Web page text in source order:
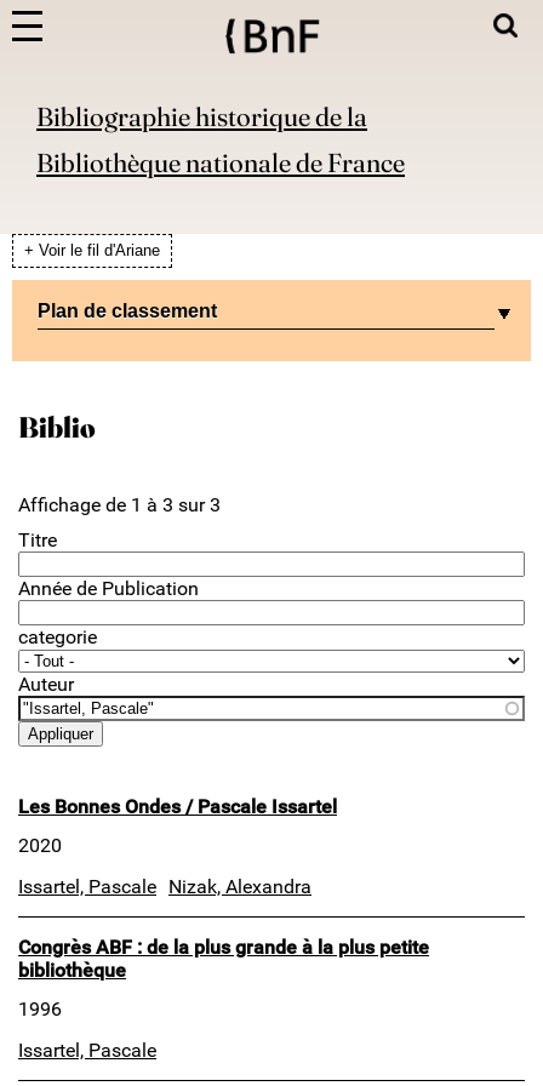
Bibliographie historique de la
Bibliothèque nationale de France
+ Voir le fil d'Ariane
Plan de classement
Biblio
Affichage de 1 à 3 sur 3
Titre
Année de Publication
categorie
Auteur
Les Bonnes Ondes / Pascale Issartel
2020
Issartel, Pascale Nizak, Alexandra
Congrès ABF : de la plus grande à la plus petite
bibliothèque
1996
Issartel, Pascale